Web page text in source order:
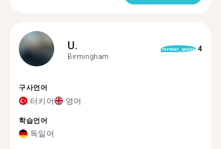
U.
Birmingham
format_quote 4
구사언어
터키어 영어
학습언어
독일어